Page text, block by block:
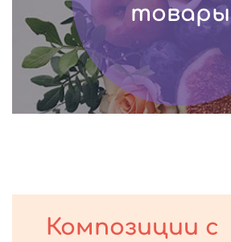
товары
Композиции с